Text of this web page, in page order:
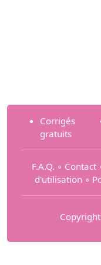
Corrigés
gratuits
F.A.Q. ∘ Contact
d'utilisation ∘